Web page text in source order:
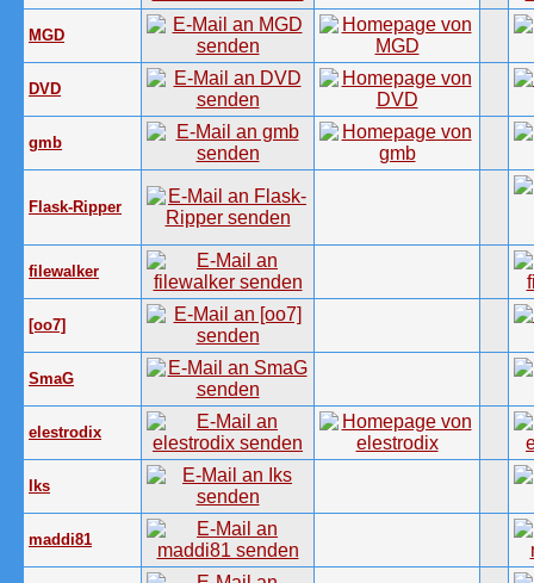
MGD
DVD
gmb
Flask-Ripper
filewalker
[oo7]
SmaG
elestrodix
Iks
maddi81